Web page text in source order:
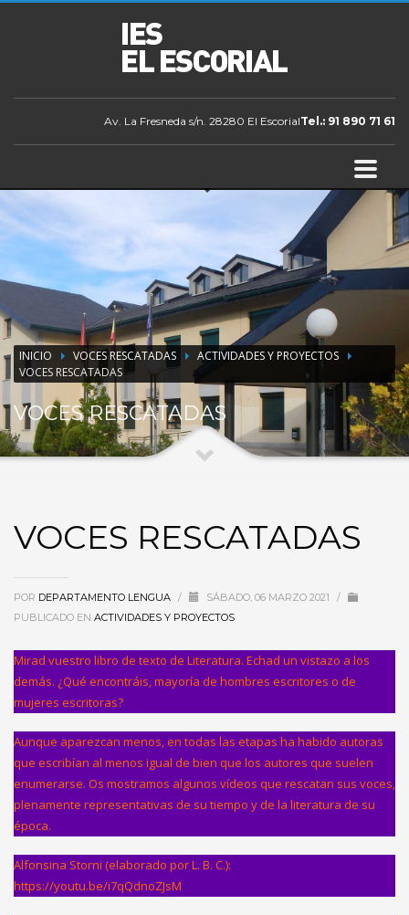
Av. La Fresneda s/n. 28280 El EscorialTel.: 91 890 71 61
INICIO VOCES RESCATADAS
ACTIVIDADES Y PROYECTOS
VOCES RESCATADAS
VOCES RESCATADAS
VOCES RESCATADAS
POR DEPARTAMENTO LENGUA / SÁBADO, 06 MARZO 2021
/
PUBLICADO EN ACTIVIDADES Y PROYECTOS
Mirad vuestro libro de texto de Literatura. Echad un vistazo a los
demás. ¿Qué encontráis, mayoría de hombres escritores o de
mujeres escritoras?
Aunque aparezcan menos, en todas las etapas ha habido autoras
que escribían al menos igual de bien que los autores que suelen
enumerarse. Os mostramos algunos vídeos que rescatan sus voces,
plenamente representativas de su tiempo y de la literatura de su
época.
Alfonsina Storni (elaborado por L. B. C.):
https://youtu.be/i7qQdnoZJsM